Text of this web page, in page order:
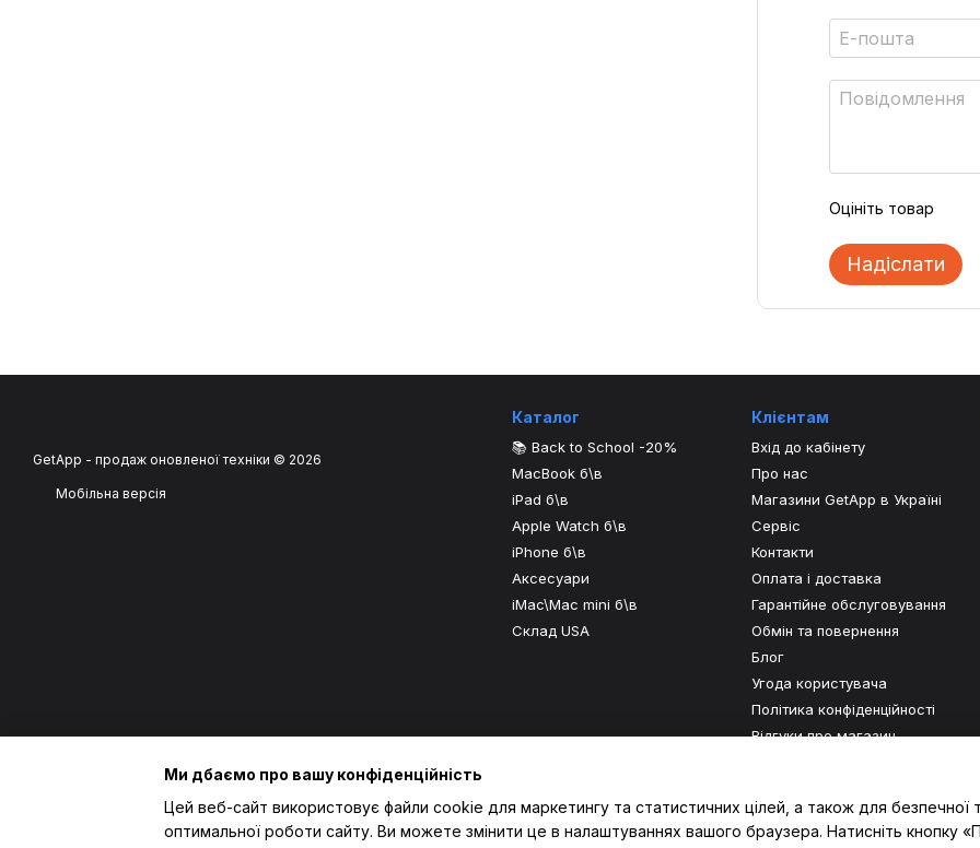
Оцініть товар
Надіслати
GetApp - продаж оновленої техніки © 2026
Мобільна версія
Каталог
📚 Back to School -20%
MacBook б\в
iPad б\в
Apple Watch б\в
iPhone б\в
Аксесуари
iMac\Mac mini б\в
Склад USA
Клієнтам
Вхід до кабінету
Про нас
Магазини GetApp в Україні
Сервіс
Контакти
Оплата і доставка
Гарантійне обслуговування
Обмін та повернення
Блог
Угода користувача
Політика конфіденційності
Відгуки про магазин
Ми дбаємо про вашу конфіденційність
Цей веб-сайт використовує файли cookie для маркетингу та статистичних цілей, а також для безпечної
оптимальної роботи сайту. Ви можете змінити це в налаштуваннях вашого браузера. Натисніть кнопку